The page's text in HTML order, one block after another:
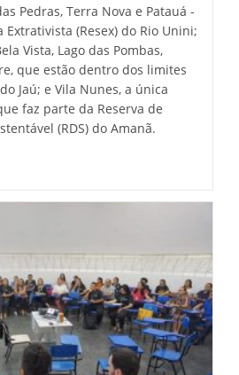
Pedras, Terra Nova e Patauá -
Extrativista (Resex) do Rio Unini;
Vista, Lago das Pombas,
que estão dentro dos limites
Jaú; e Vila Nunes, a única
faz parte da Reserva de
(RDS) do Amanã.